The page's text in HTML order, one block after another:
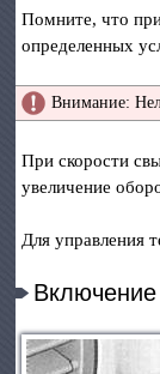
Помните, что
определенных
Внимание:
При скорости
увеличение
Для управления
Включение